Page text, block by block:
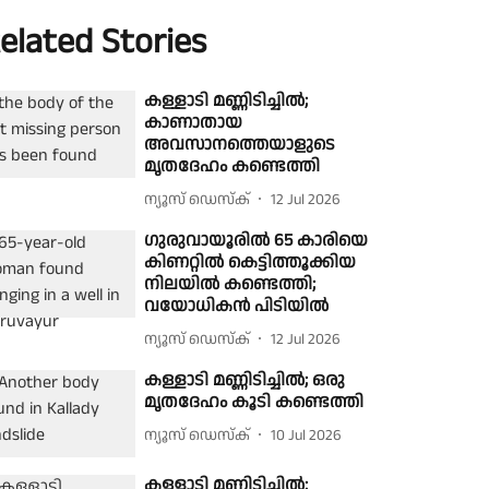
Stories
കള്ളാടി മണ്ണിടിച്ചിൽ;
കാണാതായ
അവസാനത്തെയാളുടെ
മൃതദേഹം കണ്ടെത്തി
ന്യൂസ് ഡെസ്ക് 12 Jul 2026
ഗുരുവായൂരിൽ 65 കാരിയെ
കിണറ്റിൽ കെട്ടിത്തൂക്കിയ
നിലയിൽ കണ്ടെത്തി;
വയോധികൻ പിടിയിൽ
ന്യൂസ് ഡെസ്ക് 12 Jul 2026
കള്ളാടി മണ്ണിടിച്ചിൽ; ഒരു
മൃതദേഹം കൂടി കണ്ടെത്തി
ന്യൂസ് ഡെസ്ക് 10 Jul 2026